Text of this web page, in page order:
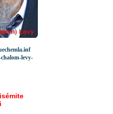
levy-